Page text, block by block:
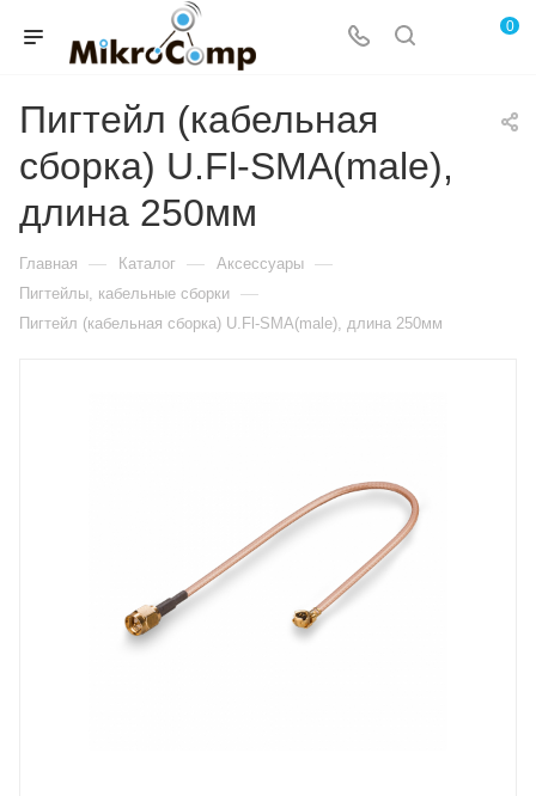
0
Пигтейл (кабельная
сборка) U.Fl-SMA(male),
длина 250мм
Главная — Каталог — Аксессуары —
Пигтейлы, кабельные сборки —
Пигтейл (кабельная сборка) U.Fl-SMA(male), длина 250мм